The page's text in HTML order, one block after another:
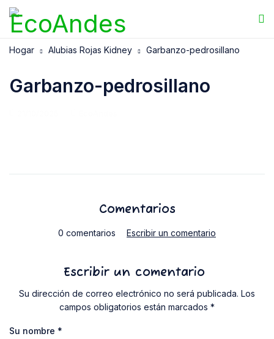
Hogar Alubias Rojas Kidney Garbanzo-pedrosillano
Garbanzo-pedrosillano
Comentarios
0 comentarios Escribir un comentario
Escribir un comentario
Su dirección de correo electrónico no será publicada. Los
campos obligatorios están marcados *
Su nombre *